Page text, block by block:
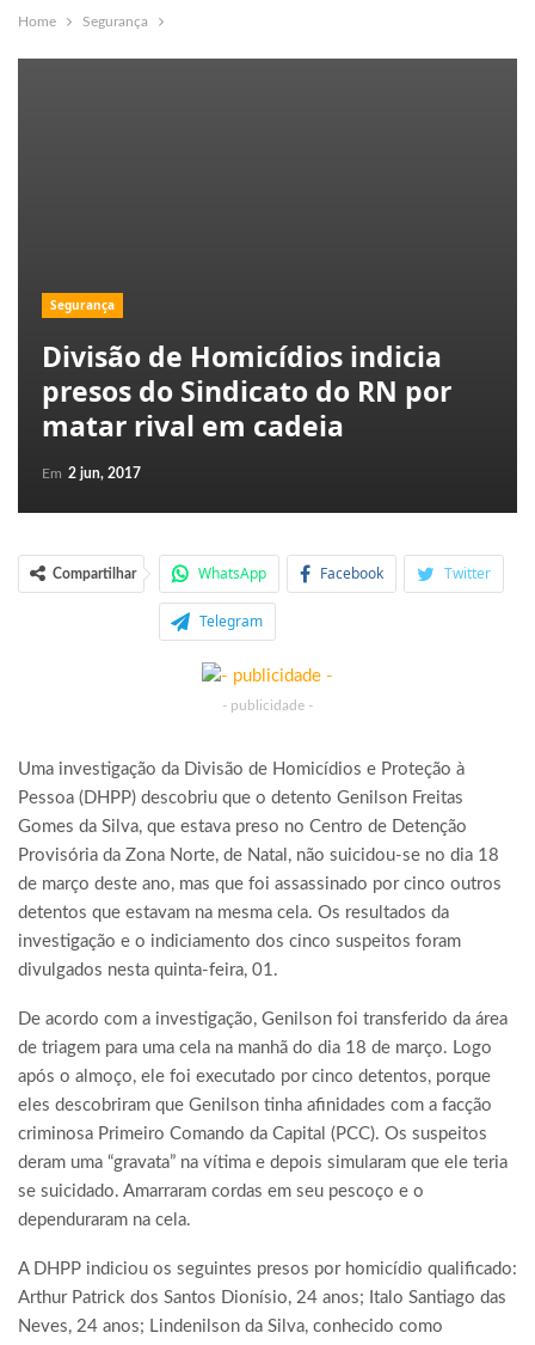
Home Segurança
Segurança
Divisão de Homicídios indicia
presos do Sindicato do RN por
matar rival em cadeia
Em 2 jun, 2017
Compartilhar WhatsApp Facebook Twitter
Telegram
- publicidade -
Uma investigação da Divisão de Homicídios e Proteção à
Pessoa (DHPP) descobriu que o detento Genilson Freitas
Gomes da Silva, que estava preso no Centro de Detenção
Provisória da Zona Norte, de Natal, não suicidou-se no dia 18
de março deste ano, mas que foi assassinado por cinco outros
detentos que estavam na mesma cela. Os resultados da
investigação e o indiciamento dos cinco suspeitos foram
divulgados nesta quinta-feira, 01.
De acordo com a investigação, Genilson foi transferido da área
de triagem para uma cela na manhã do dia 18 de março. Logo
após o almoço, ele foi executado por cinco detentos, porque
eles descobriram que Genilson tinha afinidades com a facção
criminosa Primeiro Comando da Capital (PCC). Os suspeitos
deram uma “gravata” na vítima e depois simularam que ele teria
se suicidado. Amarraram cordas em seu pescoço e o
dependuraram na cela.
A DHPP indiciou os seguintes presos por homicídio qualificado:
Arthur Patrick dos Santos Dionísio, 24 anos; Italo Santiago das
Neves, 24 anos; Lindenilson da Silva, conhecido como